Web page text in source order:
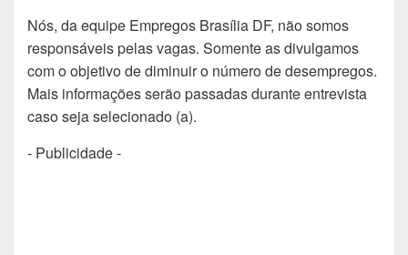
Nós, da equipe Empregos Brasília DF, não somos
responsáveis pelas vagas. Somente as divulgamos
com o objetivo de diminuir o número de desempregos.
Mais informações serão passadas durante entrevista
caso seja selecionado (a).
- Publicidade -